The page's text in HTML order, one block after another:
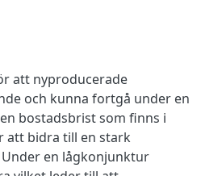
att nyproducerade
och kunna fortgå under en
bostadsbrist som finns i
att bidra till en stark
en lågkonjunktur